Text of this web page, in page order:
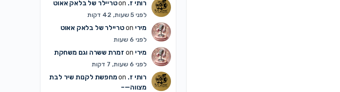
רותי ז. טריילר של בלאק אאוט
לפני 5 שעות, 42 דקות
מירי טריילר של בלאק אאוט
לפני 6 שעות
מירי זמרת ששרה וגם משחקת
לפני 6 שעות, 7 דקות
רותי ז.
מחפשת לקנות שיר לבת
מצווה—–